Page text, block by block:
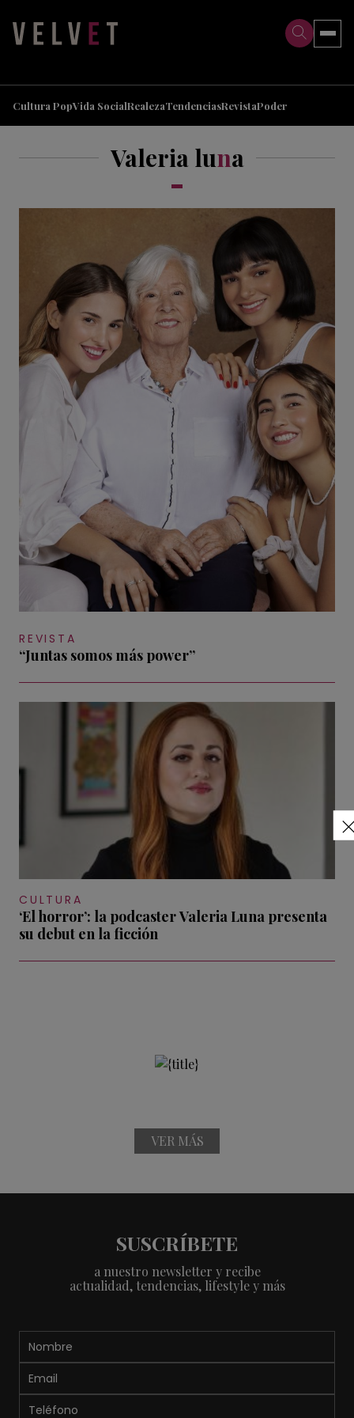
Cultura PopVida SocialRealezaTendenciasRevistaPoder
Valeria luna
REVISTA
“Juntas somos más power”
CULTURA
‘El horror’: la podcaster Valeria Luna presenta
su debut en la ficción
VER MÁS
SUSCRÍBETE
a nuestro newsletter y recibe
actualidad, tendencias, lifestyle y más